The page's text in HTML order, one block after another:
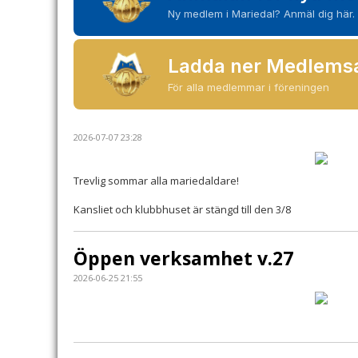
Ny medlem i Mariedal? Anmäl dig här.
Ladda ner
För alla medlemmar i föreningen
2026-07-07 23:28
Trevlig sommar alla mariedaldare!
Kansliet och klubbhuset är stängd till den 3/8
Öppen verksamhet v.27
2026-06-25 21:55